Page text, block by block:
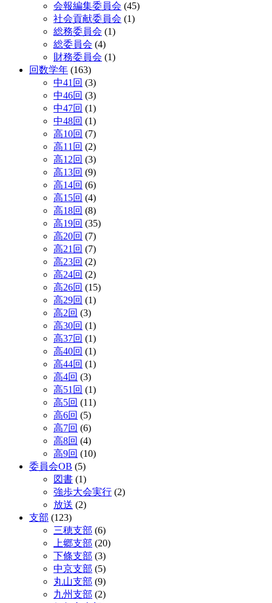
会報編集委員会 (45)
社会貢献委員会 (1)
総務委員会 (1)
総委員会 (4)
財務委員会 (1)
回数学年 (163)
中41回 (3)
中46回 (3)
中47回 (1)
中48回 (1)
高10回 (7)
高11回 (2)
高12回 (3)
高13回 (9)
高14回 (6)
高15回 (4)
高18回 (8)
高19回 (35)
高20回 (7)
高21回 (7)
高23回 (2)
高24回 (2)
高26回 (15)
高29回 (1)
高2回 (3)
高30回 (1)
高37回 (1)
高40回 (1)
高44回 (1)
高4回 (3)
高51回 (1)
高5回 (11)
高6回 (5)
高7回 (6)
高8回 (4)
高9回 (10)
委員会OB (5)
図書 (1)
強歩大会実行 (2)
放送 (2)
支部 (123)
三穂支部 (6)
上郷支部 (20)
下條支部 (3)
中京支部 (5)
丸山支部 (9)
九州支部 (2)